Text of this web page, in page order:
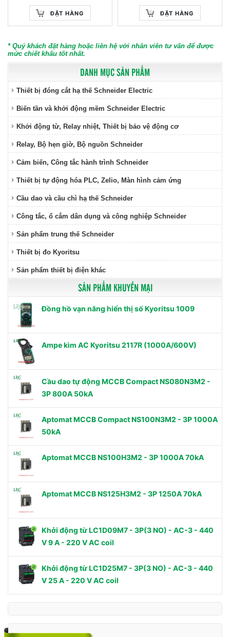
DANH MỤC SẢN PHẨM
Thiết bị đóng cắt hạ thế Schneider Electric
Biến tần và khởi động mềm Schneider Electric
Khởi động từ, Relay nhiệt, Thiết bị bảo vệ động cơ
Relay, Bộ hẹn giờ, Bộ nguồn Schneider
Cảm biến, Công tắc hành trình Schneider
Thiết bị tự động hóa PLC, Zelio, Màn hình cảm ứng
Cầu dao và cầu chì hạ thế Schneider
Công tắc, ổ cắm dân dụng và công nghiệp Schneider
Sản phẩm trung thế Schneider
Thiết bị đo Kyoritsu
Sản phẩm thiết bị điện khác
SẢN PHẨM KHUYẾN MẠI
Đồng hồ vạn năng hiển thị số Kyoritsu 1009
Ampe kìm AC Kyoritsu 2117R (1000A/600V)
Cầu dao tự động MCCB Compact NS080N3M2 -
3P 800A 50kA
Aptomat MCCB Compact NS100N3M2 - 3P 1000A
50kA
Aptomat MCCB NS100H3M2 - 3P 1000A 70kA
Aptomat MCCB NS125H3M2 - 3P 1250A 70kA
Khởi động từ LC1D09M7 - 3P(3 NO) - AC-3 - 440
V 9 A - 220 V AC coil
Khởi động từ LC1D25M7 - 3P(3 NO) - AC-3 - 440
V 25 A - 220 V AC coil
ĐẶT HÀNG ĐẶT HÀNG
* Quý khách đặt hàng hoặc liên hệ với nhân viên tư vấn để được
mức chiết khấu tốt nhất.